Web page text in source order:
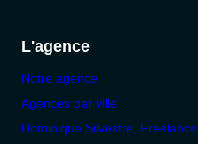
L'agence
Notre agence
Agences par ville
Dominique Silvestre, Freelance